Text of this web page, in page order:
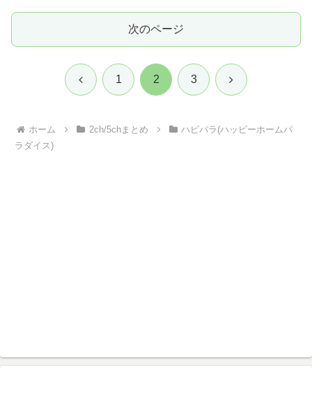
次のページ
前 1 2 3 次
ホーム 2ch/5chまとめ
ハピパラ(ハッピーホームパ
ラダイス)